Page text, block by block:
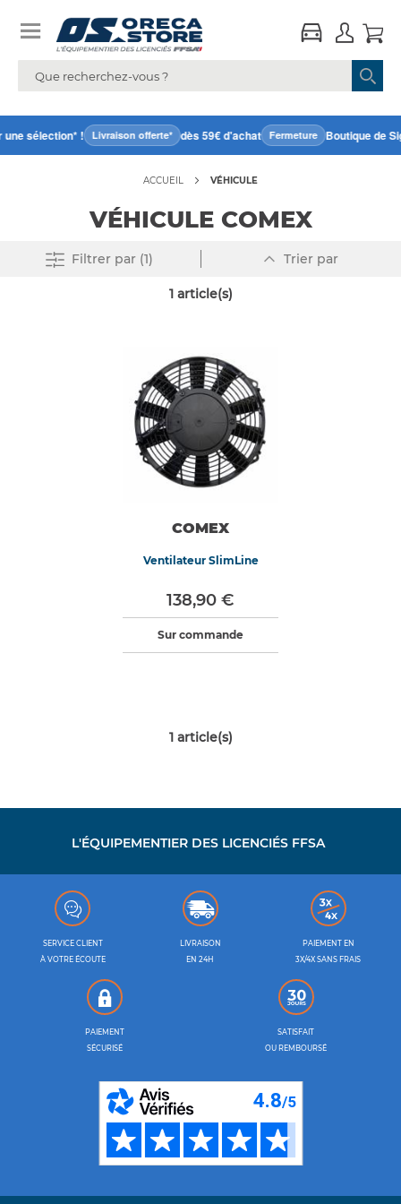
sélection* ! Livraison offerte* dès 59€ d'achat Fermeture Boutique de
ACCUEIL VÉHICULE
VÉHICULE COMEX
Supprimer tout
Filtrerpar (1) Trier par
ordre
1article(s)
COMEX
Ventilateur SlimLine
138,90 €
Sur commande
1article(s)
L'ÉQUIPEMENTIER DES LICENCIÉS FFSA
SERVICE CLIENT
À VOTRE ÉCOUTE
LIVRAISON
EN 24H
PAIEMENT EN
3X/4X SANS FRAIS
PAIEMENT
SÉCURISÉ
SATISFAIT
OU REMBOURSÉ